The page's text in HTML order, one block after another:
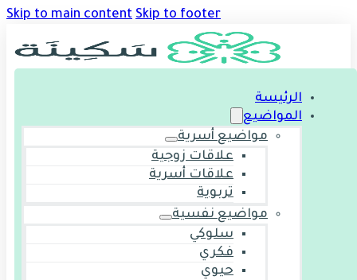
Skip to main content Skip to footer
الرئيسة
المواضيع
مواضيع أسرية
علاقات زوجية
علاقات أسرية
تربوية
مواضيع نفسية
سلوكي
فكري
حيوي